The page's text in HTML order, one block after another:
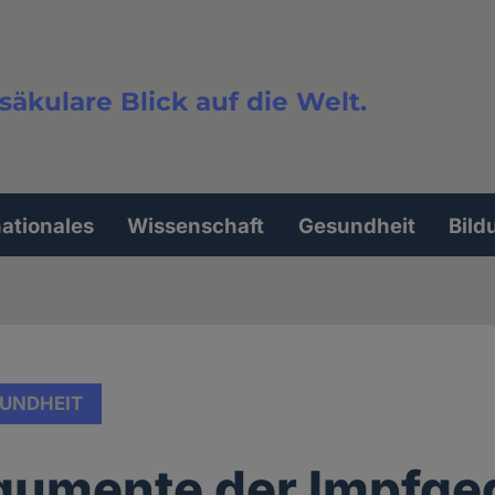
Blick auf die Welt.
Wissenschaft Gesundheit